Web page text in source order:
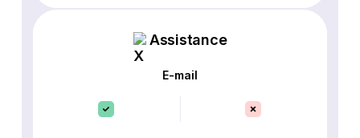
Assistance
E-mail